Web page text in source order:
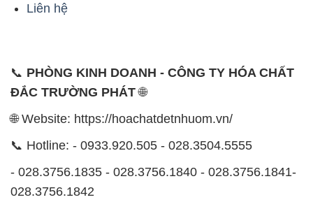
Liên hệ
📞 PHÒNG KINH DOANH - CÔNG TY HÓA CHẤT
ĐẮC TRƯỜNG PHÁT🌐
🌐 Website: https://hoachatdetnhuom.vn/
📞 Hotline: - 0933.920.505 - 028.3504.5555
- 028.3756.1835 - 028.3756.1840 - 028.3756.1841-
028.3756.1842